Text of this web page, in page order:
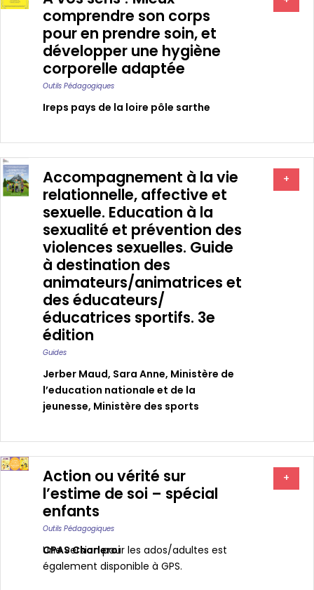
comprendre son corps
pour en prendre soin, et
développer une hygiène
corporelle adaptée
Outils Pédagogiques
Ireps pays de la loire pôle sarthe
Accompagnement à la vie
relationnelle, affective et
sexuelle. Education à la
sexualité et prévention des
violences sexuelles. Guide
à destination des
animateurs/animatrices et
des éducateurs/
éducatrices sportifs. 3e
édition
Guides
Jerber Maud, Sara Anne, Ministère de
l’education nationale et de la
jeunesse, Ministère des sports
+
Action ou vérité sur
l’estime de soi – spécial
enfants
Outils Pédagogiques
CPAS Charleroi
Une version pour les ados/adultes est
également disponible à GPS.
+